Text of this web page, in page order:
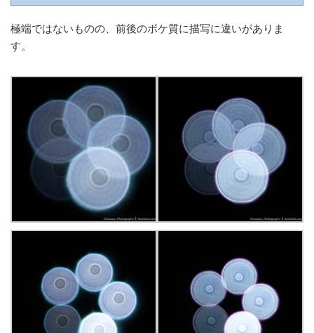
極端ではないものの、前後のボケ質に描写に違いがありま
す。